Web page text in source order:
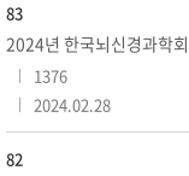
83
2024년 한국뇌신경과학
1376
2024.02.28
82